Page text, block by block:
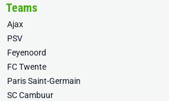
Teams
Ajax
PSV
Feyenoord
FC Twente
Paris Saint-Germain
SC Cambuur